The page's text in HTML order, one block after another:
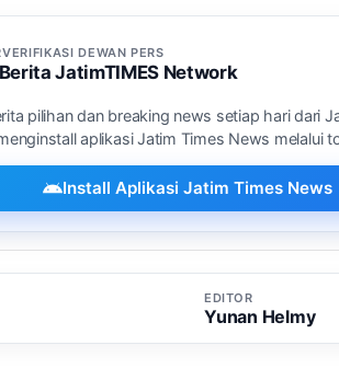
DEWAN PERS
JatimTIMES Network
pilihan dan breaking news setiap hari dari
aplikasi Jatim Times News melalui
Install Aplikasi Jatim Times News
EDITOR
Yunan Helmy